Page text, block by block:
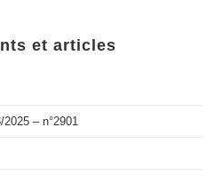
et articles
– n°2901